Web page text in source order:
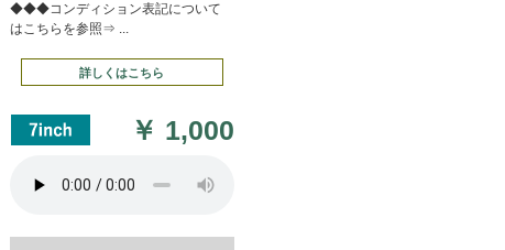
◆◆◆コンディション表記について
はこちらを参照⇒ ...
詳しくはこちら
￥ 1,000